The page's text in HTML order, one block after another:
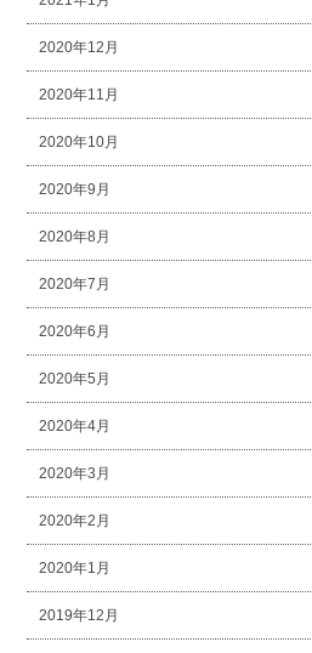
2020年12月
2020年11月
2020年10月
2020年9月
2020年8月
2020年7月
2020年6月
2020年5月
2020年4月
2020年3月
2020年2月
2020年1月
2019年12月